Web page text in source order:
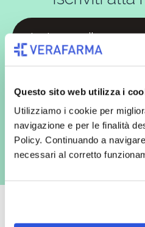
Questo sito web utilizza i
Utilizziamo i cookie per
navigazione e per le finalità
Policy. Continuando a
necessari al corretto
commerciali da parte di Verafarma, tra
con inviti e comunicazioni
es. posta cartacea)